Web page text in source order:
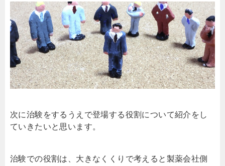
次に治験をするうえで登場する役割について紹介をし
ていきたいと思います。
治験での役割は、大きなくくりで考えると製薬会社側